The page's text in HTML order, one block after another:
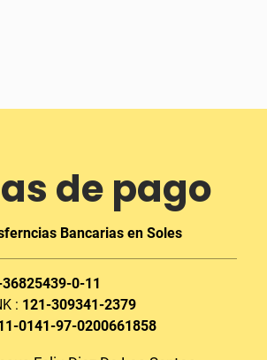
de pago
Bancarias en Soles
0-11
: 121-309341-2379
0141-97-0200661858